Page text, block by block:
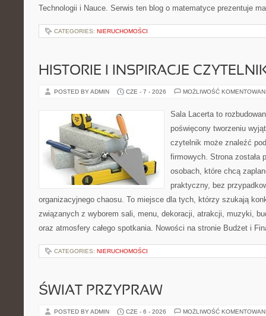
Technologii i Nauce. Serwis ten blog o matematyce prezentuje
CATEGORIES: NIERUCHOMOŚCI
HISTORIE I INSPIRACJE
POSTED BY ADMIN CZE - 7 - 2026 MOŻLIWOŚĆ
Sala Lacerta to
poświęcony tworzeniu
czytelnik może znaleźć
firmowych. Strona została
osobach, które chcą
praktyczny, bez
organizacyjnego chaosu. To miejsce dla tych, którzy szukają
związanych z wyborem sali, menu, dekoracji, atrakcji, muzyki,
oraz atmosfery całego spotkania. Nowości na stronie Budżet i
CATEGORIES: NIERUCHOMOŚCI
ŚWIAT PRZYPRAW
POSTED BY ADMIN CZE - 6 - 2026 MOŻLIWOŚĆ